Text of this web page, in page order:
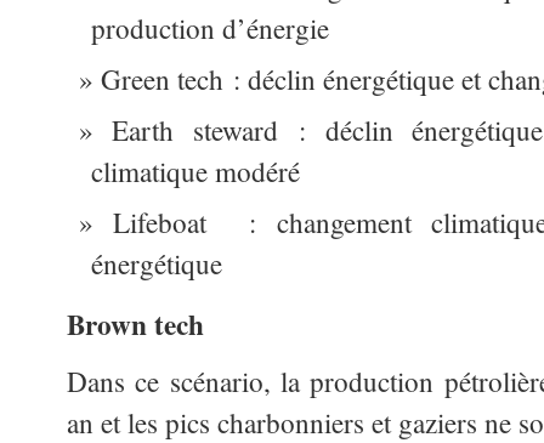
production d’énergie
Green tech : déclin énergétique et
Earth steward : déclin
climatique modéré
Lifeboat : changement
énergétique
Brown tech
Dans ce scénario, la production
an et les pics charbonniers et gaziers ne